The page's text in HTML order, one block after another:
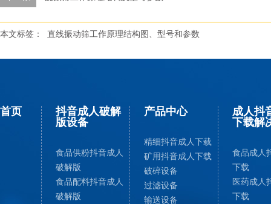
本文标签： 直线振动筛工作原理结构图、型号和参数
首页
抖音成人破解
版设备
食品供粉抖音成人
破解版
食品配料抖音成人
破解版
产品中心
精细抖音成人下载
矿用抖音成人下载
破碎设备
过滤设备
输送设备
成人抖
下载解
食品成人
下载
医药成人
下载